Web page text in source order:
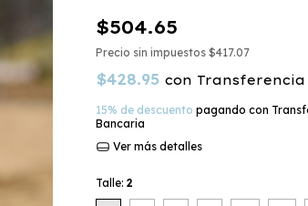
$504.65
Precio sin impuestos $417.07
$428.95 con
15% de descuento pagando con
Bancaria
Ver más detalles
Talle: 2